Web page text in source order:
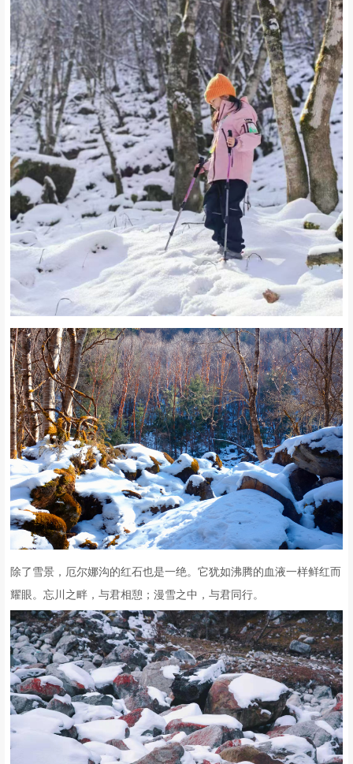
除了雪景，厄尔娜沟的红石也是一绝。它犹如沸腾的血液一样鲜红而
耀眼。忘川之畔，与君相憩；漫雪之中，与君同行。